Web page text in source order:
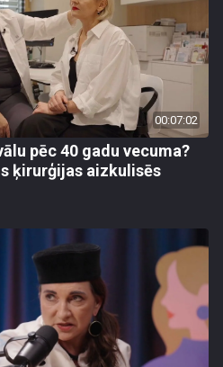
00:07:02
pēc 40 gadu vecuma?
ķirurģijas aizkulisēs